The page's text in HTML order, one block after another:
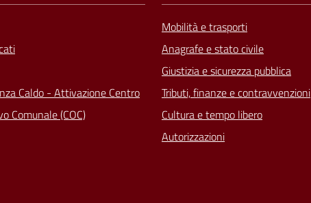
Caldo - Attivazione Centro
Comunale (COC)
Mobilità e trasporti
Anagrafe e stato civile
Giustizia e sicurezza pubblica
Tributi, finanze e contravvenzioni
Cultura e tempo libero
Autorizzazioni